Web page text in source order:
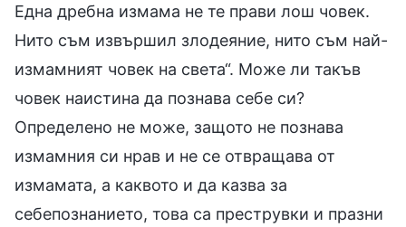
Една дребна измама не те прави лош човек.
Нито съм извършил злодеяние, нито съм най-
измамният човек на света“. Може ли такъв
човек наистина да познава себе си?
Определено не може, защото не познава
измамния си нрав и не се отвращава от
измамата, а каквото и да казва за
себепознанието, това са преструвки и празни